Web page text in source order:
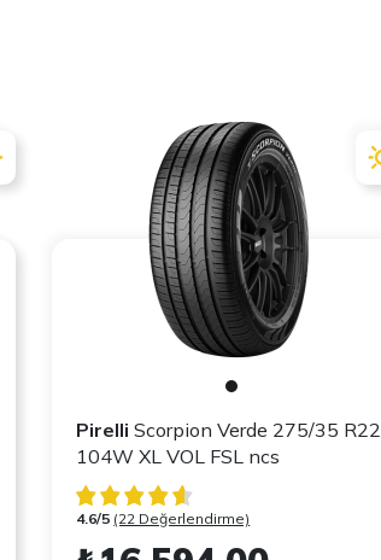
Pirelli Scorpion Verde 275/35 R22
104W XL VOL FSL ncs
4.6/5 (22 Değerlendirme)